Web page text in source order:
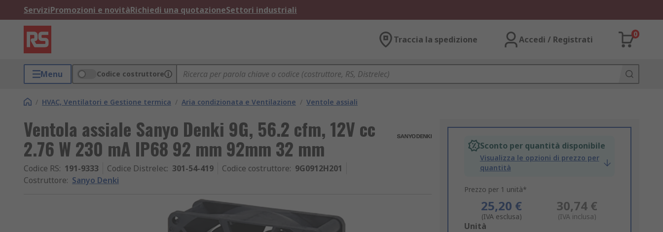
ServiziPromozioni e novitàRichiedi una quotazioneSettori industriali
Traccia la spedizione Accedi / Registrati
0
Menu Codice costruttore
/ HVAC, Ventilatori e Gestione termica / Aria condizionata e Ventilazione / Ventole assiali
Ventola assiale Sanyo Denki 9G, 56.2 cfm, 12V cc
2.76 W 230 mA IP68 92 mm 92mm 32 mm
Codice RS: 191-9333 Codice Distrelec: 301-54-419 Codice costruttore: 9G0912H201
Costruttore: Sanyo Denki
Sconto per quantità disponibile
Visualizza le opzioni di prezzo per
quantità
Prezzo per 1 unità*
25,20 €
(IVA esclusa)
30,74 €
(IVA inclusa)
Add
Unità